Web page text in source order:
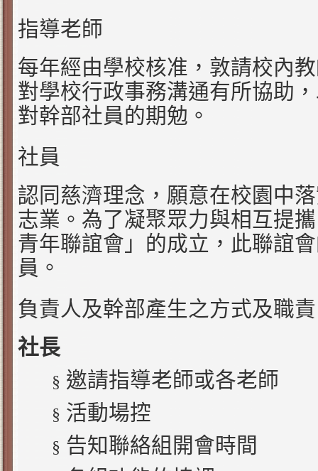
指導老師
每年經由學校核准，敦請校內
對學校行政事務溝通有所協助
對幹部社員的期勉。
社員
認同慈濟理念，願意在校園中
志業。為了凝聚眾力與相互提
青年聯誼會」的成立，此聯誼
員。
負責人及幹部產生之方式及職責
社長
§ 邀請指導老師或各老師
§ 活動場控
§ 告知聯絡組開會時間